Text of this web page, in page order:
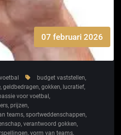
07 februari 2026
voetbal budget vaststellen,
, geldbedragen, gokken, lucratief,
voor voetbal,
, prijzen,
teams, sportweddenschappen,
, verantwoord gokken,
, vorm van teams,